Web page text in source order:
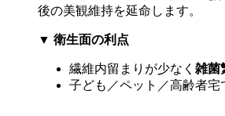
後の美観維持を延命します。
▼ 衛生面の利点
繊維内留まりが少なく 雑菌
子ども／ペット／高齢者宅